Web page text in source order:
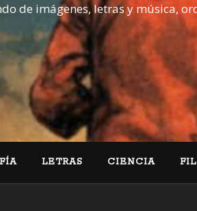
de imágenes, letras y música,
LETRAS CIENCIA